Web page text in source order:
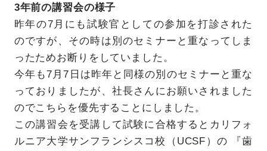
3年前の講習会の様子
昨年の7月にも試験官としての参加を打診された
のですが、その時は別のセミナーと重なってしま
ったためお断りをしていました。
今年も7月7日は昨年と同様の別のセミナーと重な
っておりましたが、社長さんにお願いされました
のでこちらを優先することにしました。
この講習会を受講して試験に合格するとカリフォ
ルニア大学サンフランシスコ校（UCSF）の 『歯